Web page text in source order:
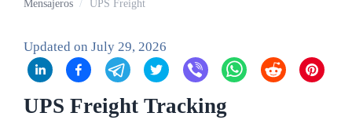
Mensajeros / UPS Freight
Updated on July 29, 2026
UPS Freight Tracking